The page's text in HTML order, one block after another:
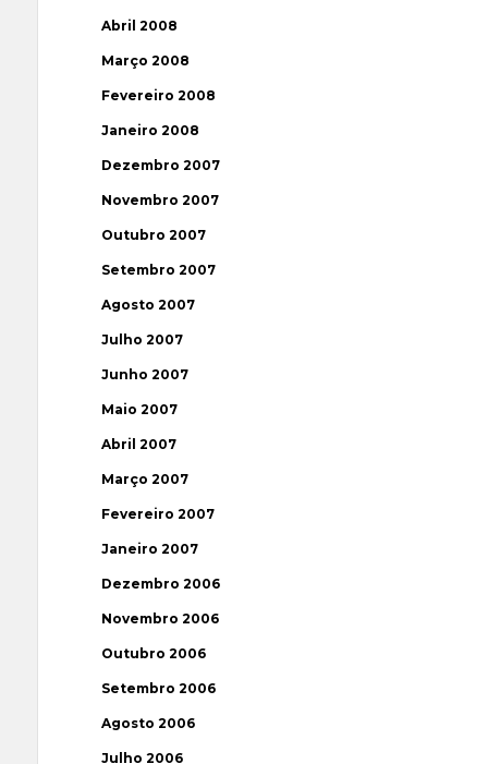
Abril 2008
Março 2008
Fevereiro 2008
Janeiro 2008
Dezembro 2007
Novembro 2007
Outubro 2007
Setembro 2007
Agosto 2007
Julho 2007
Junho 2007
Maio 2007
Abril 2007
Março 2007
Fevereiro 2007
Janeiro 2007
Dezembro 2006
Novembro 2006
Outubro 2006
Setembro 2006
Agosto 2006
Julho 2006